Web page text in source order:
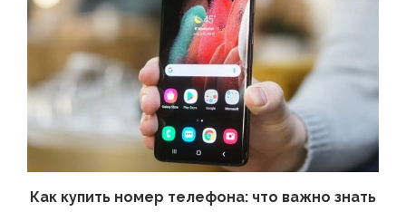
Как купить номер телефона: что важно знать